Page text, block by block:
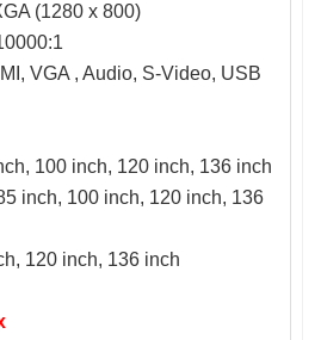
(1280 x 800)
VGA , Audio, S-Video, USB
100 inch, 120 inch, 136 inch
inch, 100 inch, 120 inch, 136
120 inch, 136 inch